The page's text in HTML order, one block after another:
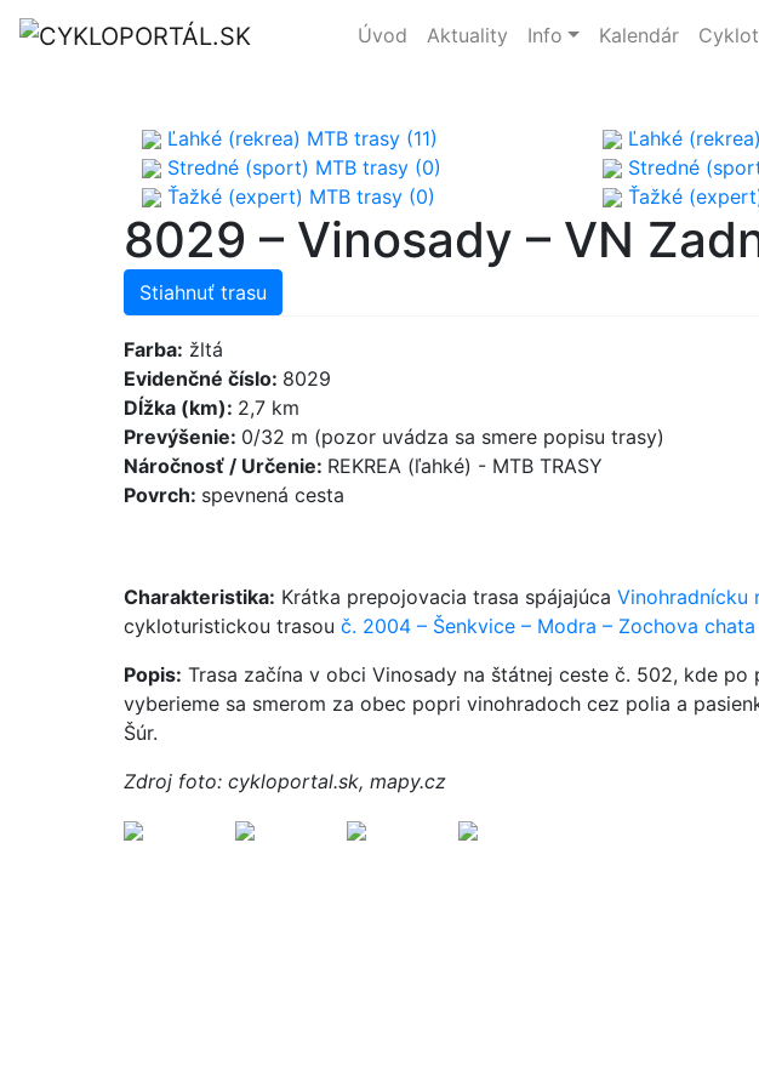
Úvod Aktuality Info Kalendár
Ľahké (rekrea) MTB trasy (11)
Stredné (sport) MTB trasy (0)
Ťažké (expert) MTB trasy (0)
Ľahké
Stredné
Ťažké
8029 – Vinosady – VN
Stiahnuť trasu
Farba: žltá
Evidenčné číslo: 8029
Dĺžka (km): 2,7 km
Prevýšenie: 0/32 m (pozor uvádza sa smere popisu trasy)
Náročnosť / Určenie: REKREA (ľahké) - MTB TRASY
Povrch: spevnená cesta
Charakteristika: Krátka prepojovacia trasa spájajúca Vinohradnícku
cykloturistickou trasou č. 2004 – Šenkvice – Modra – Zochova chata
Popis: Trasa začína v obci Vinosady na štátnej ceste č. 502, kde
vyberieme sa smerom za obec popri vinohradoch cez polia a
Šúr.
Zdroj foto: cykloportal.sk, mapy.cz